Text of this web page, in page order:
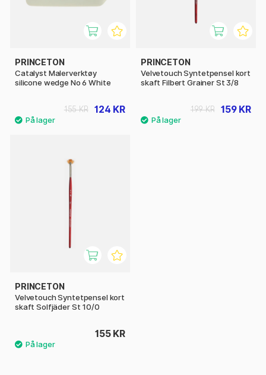
PRINCETON
Catalyst Malerverktøy
silicone wedge No 6 White
124 KR
155 KR
PRINCETON
Velvetouch Syntetpensel kort
skaft Filbert Grainer St 3/8
159 KR
199 KR
PRINCETON
Velvetouch Syntetpensel kort
skaft Solfjäder St 10/0
155 KR